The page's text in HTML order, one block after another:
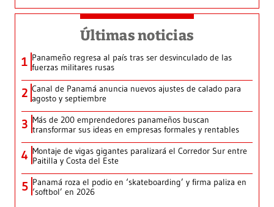
Últimas noticias
1 Panameño regresa al país tras ser desvinculado de las
fuerzas militares rusas
2 Canal de Panamá anuncia nuevos ajustes de calado para
agosto y septiembre
3 Más de 200 emprendedores panameños buscan
transformar sus ideas en empresas formales y rentables
4 Montaje de vigas gigantes paralizará el Corredor Sur entre
Paitilla y Costa del Este
5 Panamá roza el podio en ‘skateboarding’ y firma paliza en
‘softbol’ en 2026